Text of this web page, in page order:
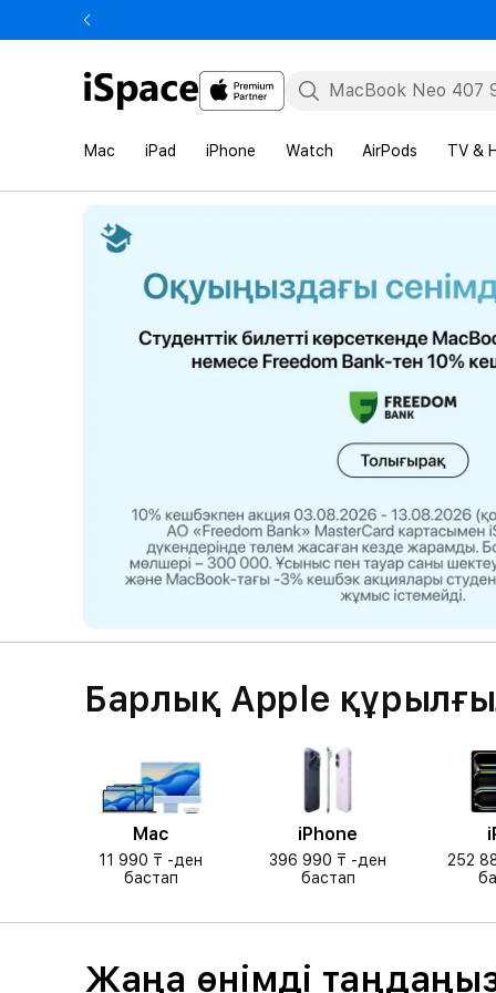
Mac iPad iPhone Watch AirPods TV &
Барлық Apple
Mac
11 990 ₸ -ден
бастап
iPhone
396 990 ₸ -ден
бастап
252
Жаңа өнімді